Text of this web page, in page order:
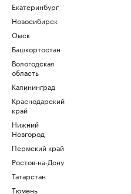
Екатеринбург
Новосибирск
Омск
Башкортостан
Вологодская
область
Калининград
Краснодарский
край
Нижний
Новгород
Пермский край
Ростов-на-Дону
Татарстан
Тюмень